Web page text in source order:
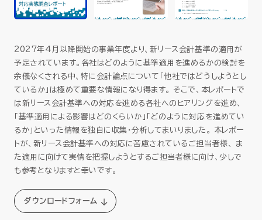
資料ダウンロード
EN
2027年4月以降開始の事業年度より、新リース会計基準の適用が
予定されています。各社はどのように基準適用を進めるかの検討を
余儀なくされる中、特に会計論点について「他社ではどうしようとし
ているか」は極めて重要な情報になり得ます。 そこで、本レポートで
は新リース会計基準への対応を進める各社へのヒアリングを進め、
「基準適用による影響はどのくらいか」「どのように対応を進めてい
るか」といった情報を独自に収集・分析してまいりました。 本レポー
トが、新リース会計基準への対応に苦慮されているご担当者様、 ま
た適用に向けて実情を把握しようとするご担当者様に向け、少しで
も参考となりますと幸いです。
ダウンロードフォーム